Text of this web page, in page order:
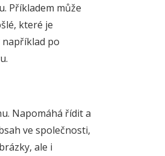
Příkladem může
které je
po
Napomáhá řídit a
ve společnosti,
ale i